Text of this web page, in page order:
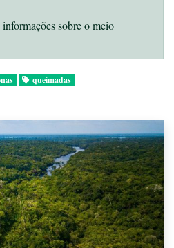
sobre o meio
queimadas